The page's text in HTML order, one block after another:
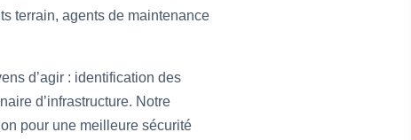
terrain, agents de maintenance
d’agir : identification des
d’infrastructure. Notre
pour une meilleure sécurité